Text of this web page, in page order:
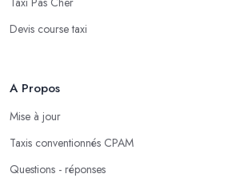
Devis course taxi
A Propos
Mise à jour
Taxis conventionnés CPAM
Questions - réponses